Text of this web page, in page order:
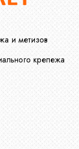
и метизов
крепежа